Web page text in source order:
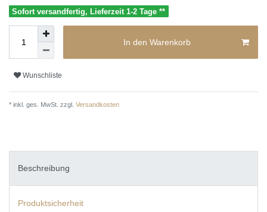
Sofort versandfertig, Lieferzeit 1-2 Tage **
In den Warenkorb
Wunschliste
* inkl. ges. MwSt. zzgl. Versandkosten
Beschreibung
Produktsicherheit